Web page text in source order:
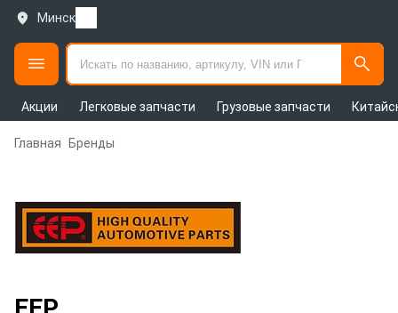
Минск
Акции Легковые запчасти Грузовые запчасти
Главная Бренды